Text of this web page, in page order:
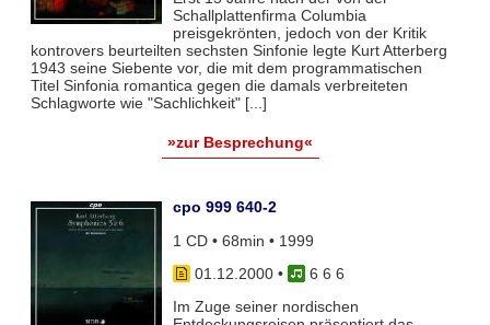
Schallplattenfirma Columbia
preisgekrönten, jedoch von der Kritik
kontrovers beurteilten sechsten Sinfonie legte Kurt Atterberg
1943 seine Siebente vor, die mit dem programmatischen
Titel Sinfonia romantica gegen die damals verbreiteten
Schlagworte wie "Sachlichkeit" [...]
»zur Besprechung«
cpo 999 640-2
1 CD • 68min • 1999
01.12.2000•
6 6 6
Im Zuge seiner nordischen